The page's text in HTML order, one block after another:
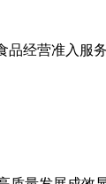
经营准入服